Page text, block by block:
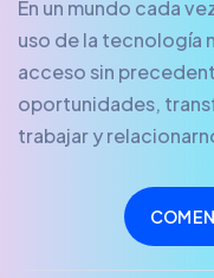
En un mundo cada
uso de la tecnología
acceso sin
oportunidades,
trabajar y